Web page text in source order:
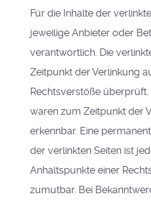
Für die Inhalte der
jeweilige Anbieter oder
verantwortlich. Die
Zeitpunkt der Verlinkung
Rechtsverstöße
waren zum Zeitpunkt der
erkennbar. Eine
der verlinkten Seiten ist
Anhaltspunkte einer
zumutbar. Bei